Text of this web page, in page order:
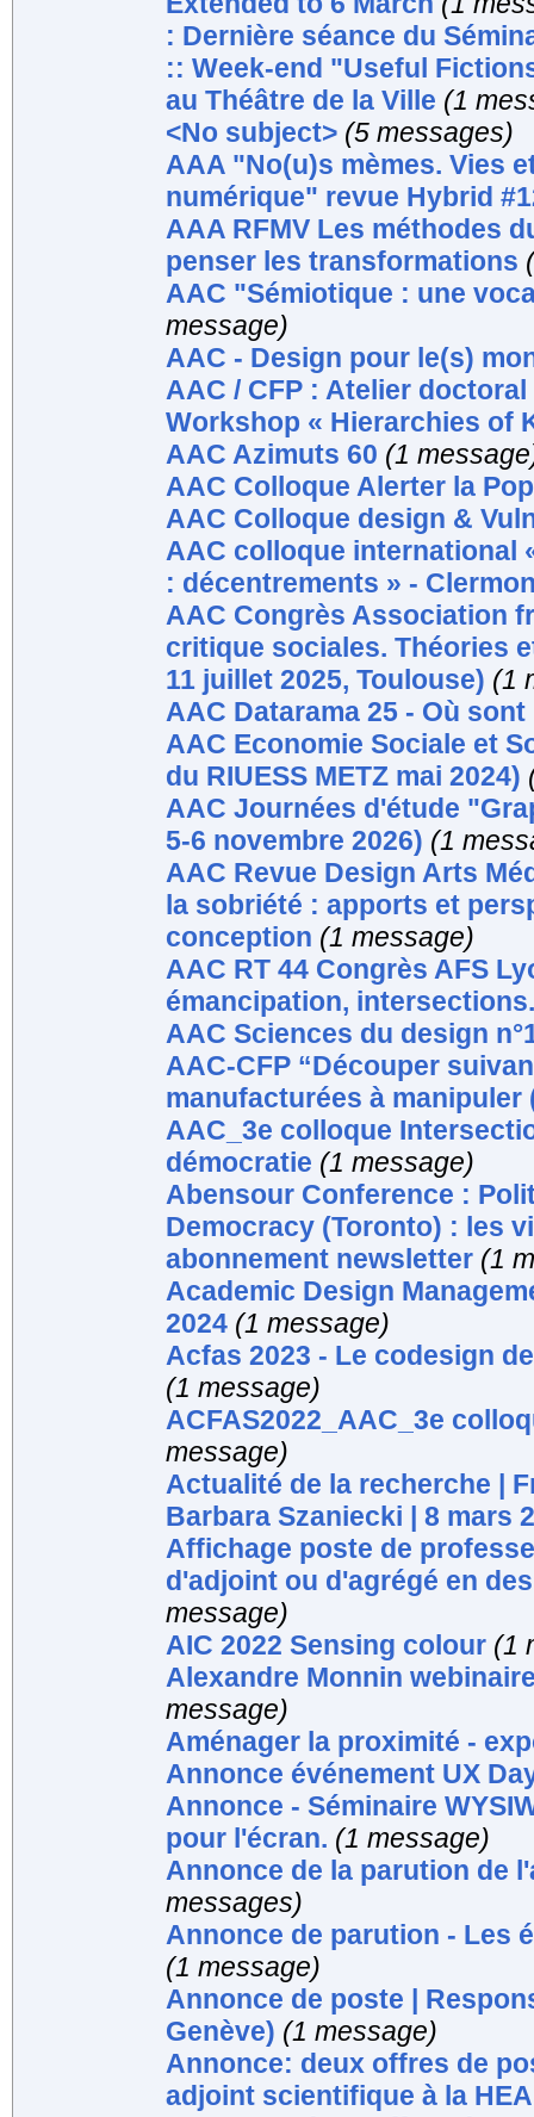
: Dernière séance du
:: Week-end "Useful
au Théâtre de la Ville (1
<No subject> (5 messages)
AAA "No(u)s mèmes. Vies
numérique" revue Hybrid
AAA RFMV Les méthodes
penser les transformations
AAC "Sémiotique : une
message)
AAC - Design pour le(s)
AAC / CFP : Atelier
Workshop « Hierarchies of
AAC Azimuts 60 (1
AAC Colloque Alerter la
AAC Colloque design &
AAC colloque international
: décentrements » -
AAC Congrès Association
critique sociales. Théories
11 juillet 2025, Toulouse) (1
AAC Datarama 25 - Où
AAC Economie Sociale et
du RIUESS METZ mai 2024)
AAC Journées d'étude
5-6 novembre 2026) (1
AAC Revue Design Arts
la sobriété : apports et
conception (1 message)
AAC RT 44 Congrès AFS
émancipation,
AAC Sciences du design
AAC-CFP “Découper
manufacturées à manipuler
AAC_3e colloque
démocratie (1 message)
Abensour Conference :
Democracy (Toronto) : les
abonnement newsletter (1
Academic Design
2024 (1 message)
Acfas 2023 - Le codesign
(1 message)
ACFAS2022_AAC_3e
message)
Actualité de la recherche |
Barbara Szaniecki | 8 mars
Affichage poste de
d'adjoint ou d'agrégé en
message)
AIC 2022 Sensing colour (1
Alexandre Monnin
message)
Aménager la proximité -
Annonce événement UX
Annonce - Séminaire
pour l'écran. (1 message)
Annonce de la parution de
messages)
Annonce de parution - Les
(1 message)
Annonce de poste |
Genève) (1 message)
Annonce: deux offres de
adjoint scientifique à la